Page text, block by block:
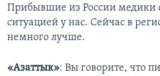
Прибывшие из России медики
ситуацией у нас. Сейчас в
немного лучше.
«Азаттык»: Вы говорите, что